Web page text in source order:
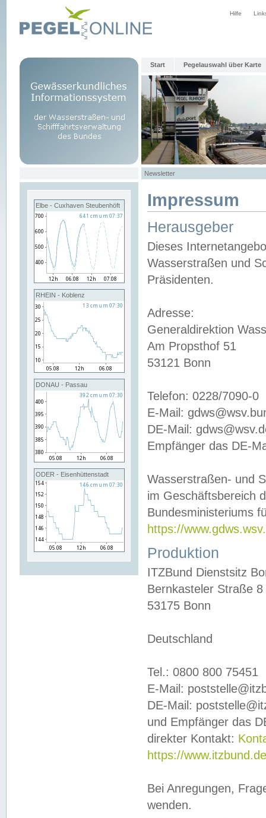
Hilfe
Start Pegelauswahl über Karte
Newsletter
Elbe - Cuxhaven Steubenhöft
RHEIN - Koblenz
DONAU - Passau
ODER - Eisenhüttenstadt
Impressum
Herausgeber
Dieses
Wasserstraßen und
Präsidenten.
Adresse:
Generaldirektion
Am Propsthof 51
53121 Bonn
Telefon: 0228/7090-0
E-Mail:
DE-Mail:
Empfänger das DE-
Wasserstraßen- und
im Geschäftsbereich
Bundesministeriums
https://
Produktion
ITZBund Dienstsitz
Bernkasteler Straße 8
53175 Bonn
Deutschland
Tel.: 0800 800 75451
E-Mail:
DE-Mail:
und Empfänger das
direkter Kontakt:
https://
Bei Anregungen,
wenden.